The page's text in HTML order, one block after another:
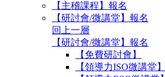
【主稽課程】報名
【研討會/微講堂】報名
回上一層
【研討會/微講堂】報名
【免費研討會】
【領導力ISO微講堂】